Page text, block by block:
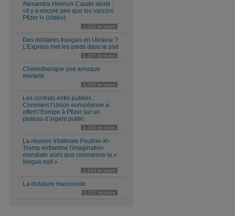
Alexandra Henrion-Caude alerte :
«Il y a encore pire que les vaccins
Pfizer !» (Vidéo)
1,222 lectures
Des militaires français en Ukraine ?
L’Express met les pieds dans le plat
1,167 lectures
Chimiotherapie une arnaque
mortelle
1,151 lectures
Les contrats enfin publiés :
Comment l’Union européenne a
offert l’Europe à Pfizer sur un
plateau d’argent public
1,140 lectures
La réunion trilatérale Poutine-Xi-
Trump enflamme l'imagination
mondiale alors que commence la «
longue nuit »
1,124 lectures
La dictature macroniste
1,115 lectures